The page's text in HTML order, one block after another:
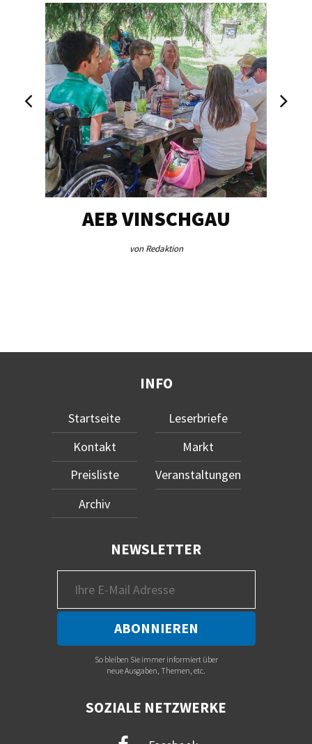
AEB VINSCHGAU
von Redaktion
INFO
Startseite
Kontakt
Preisliste
Archiv
Leserbriefe
Markt
Veranstaltungen
NEWSLETTER
So bleiben Sie immer informiert über
neue Ausgaben, Themen, etc.
SOZIALE NETZWERKE